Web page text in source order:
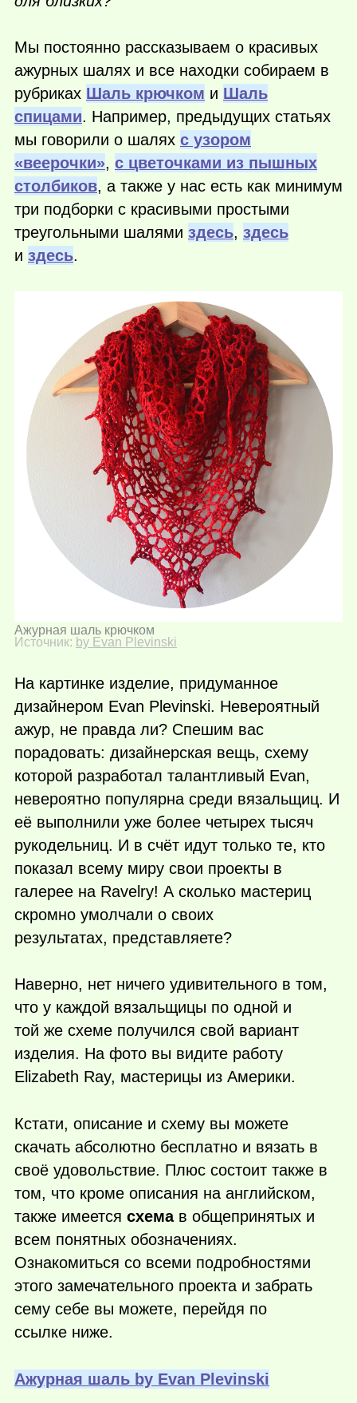
Мы постоянно рассказываем о красивых
ажурных шалях и все находки собираем в
рубриках Шаль крючком и Шаль
спицами. Например, предыдущих статьях
мы говорили о шалях с узором
«веерочки», с цветочками из пышных
столбиков, а также у нас есть как минимум
три подборки с красивыми простыми
треугольными шалями здесь, здесь
и здесь.
Ажурная шаль крючком
Источник: by Evan Plevinski
На картинке изделие, придуманное
дизайнером Evan Plevinski. Невероятный
ажур, не правда ли? Спешим вас
порадовать: дизайнерская вещь, схему
которой разработал талантливый Evan,
невероятно популярна среди вязальщиц. И
её выполнили уже более четырех тысяч
рукодельниц. И в счёт идут только те, кто
показал всему миру свои проекты в
галерее на Ravelry! А сколько мастериц
скромно умолчали о своих
результатах, представляете?
Наверно, нет ничего удивительного в том,
что у каждой вязальщицы по одной и
той же схеме получился свой вариант
изделия. На фото вы видите работу
Elizabeth Ray, мастерицы из Америки.
Кстати, описание и схему вы можете
скачать абсолютно бесплатно и вязать в
своё удовольствие. Плюс состоит также в
том, что кроме описания на английском,
также имеется схемав общепринятых и
всем понятных обозначениях.
Ознакомиться со всеми подробностями
этого замечательного проекта и забрать
сему себе вы можете, перейдя по
ссылке ниже.
Ажурная шаль by Evan Plevinski